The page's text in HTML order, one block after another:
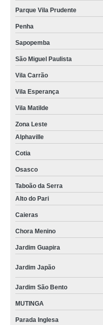
Parque Vila Prudente
Penha
Sapopemba
São Miguel Paulista
Vila Carrão
Vila Esperança
Vila Matilde
Zona Leste
Alphaville
Cotia
Osasco
Taboão da Serra
Alto do Pari
Caieras
Chora Menino
Jardim Guapira
Jardim Japão
Jardim São Bento
MUTINGA
Parada Inglesa